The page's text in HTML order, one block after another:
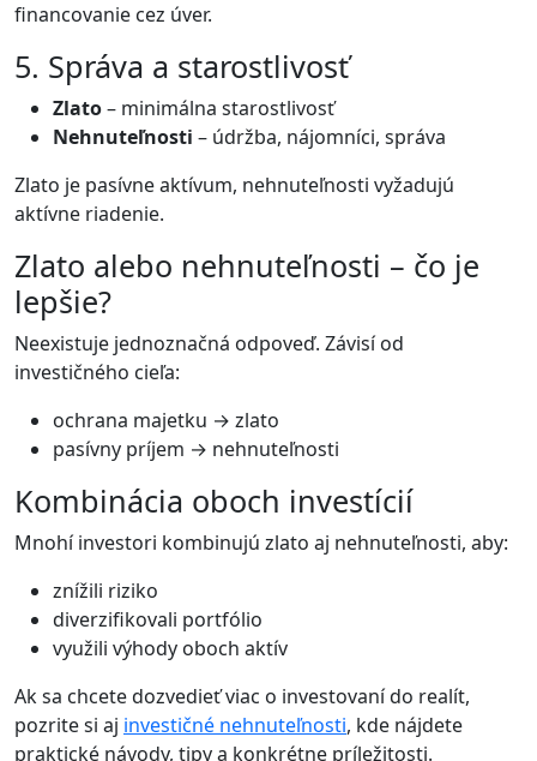
financovanie cez úver.
5. Správa a starostlivosť
Zlato– minimálna starostlivosť
Nehnuteľnosti – údržba, nájomníci, správa
Zlato je pasívne aktívum, nehnuteľnosti vyžadujú
aktívne riadenie.
Zlato alebo nehnuteľnosti – čo je
lepšie?
Neexistuje jednoznačná odpoveď. Závisí od
investičného cieľa:
ochrana majetku → zlato
pasívny príjem → nehnuteľnosti
Kombinácia oboch investícií
Mnohí investori kombinujú zlato aj nehnuteľnosti, aby:
znížili riziko
diverzifikovali portfólio
využili výhody oboch aktív
Ak sa chcete dozvedieť viac o investovaní do realít,
pozrite si aj investičné nehnuteľnosti, kde nájdete
praktické návody, tipy a konkrétne príležitosti.